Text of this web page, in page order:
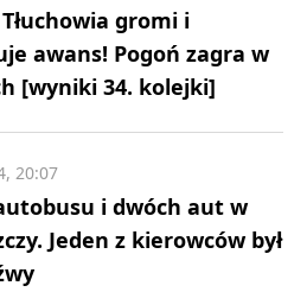
gromi i
awans! Pogoń zagra w
[wyniki 34. kolejki]
i dwóch aut w
Jeden z kierowców był
20:07